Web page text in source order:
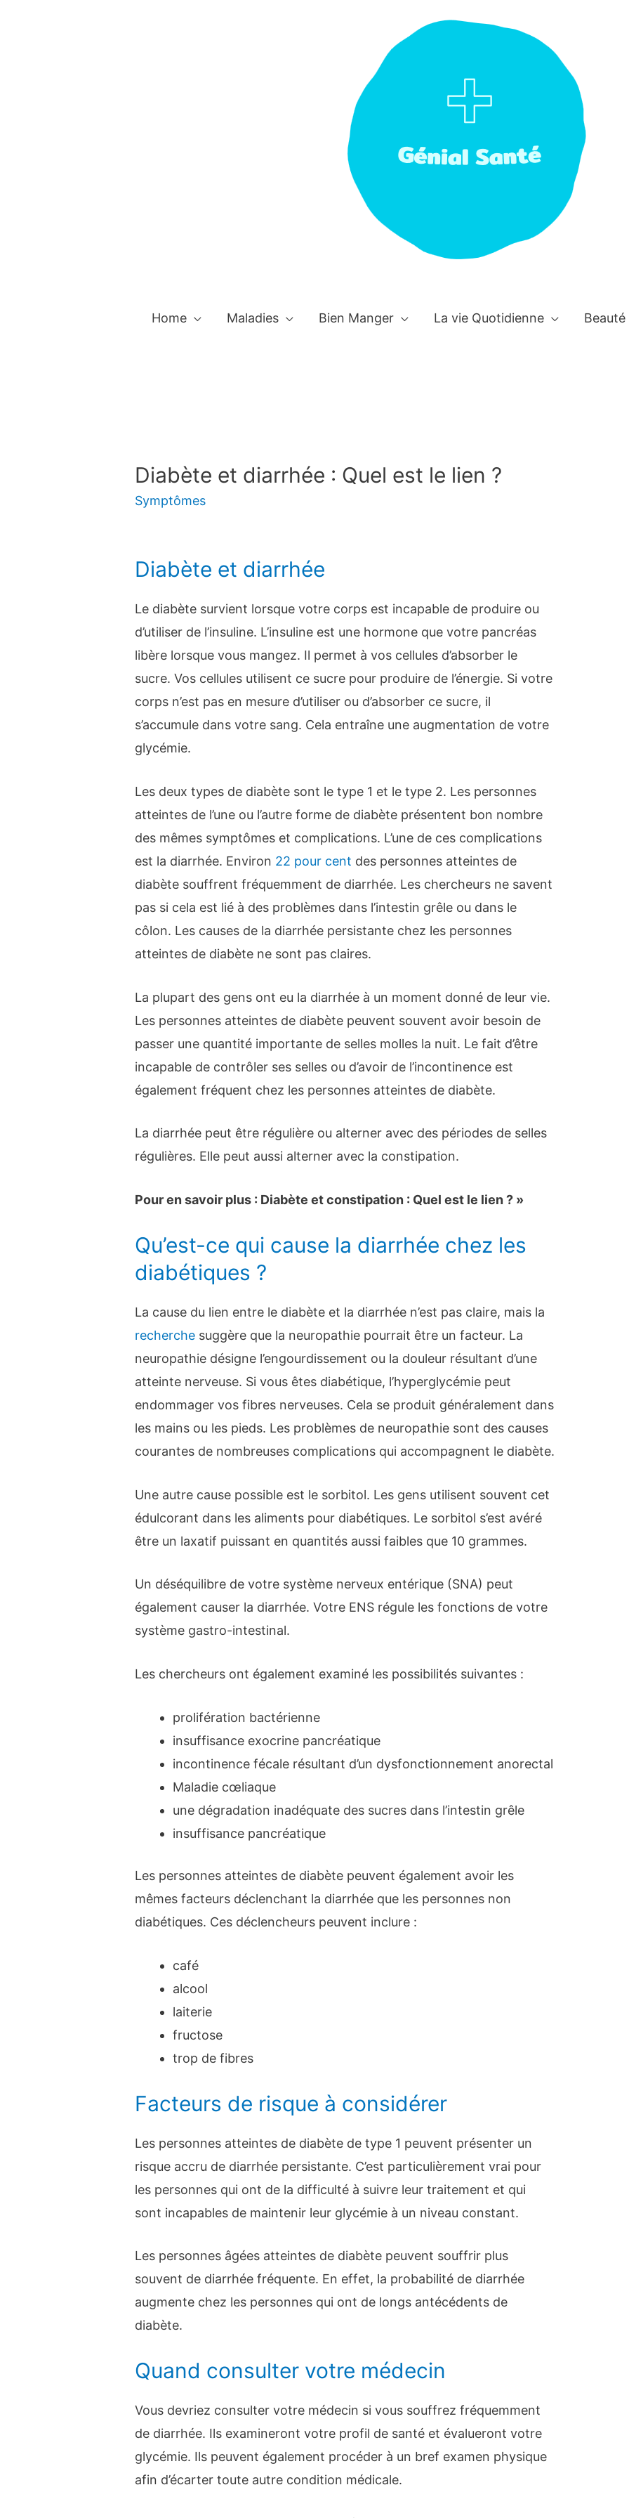
Home Maladies Bien Manger La vie Quotidienne Beauté
Diabète et diarrhée : Quel est le lien ?
Symptômes
Diabète et diarrhée
Le diabète survient lorsque votre corps est incapable de produire ou
d’utiliser de l’insuline. L’insuline est une hormone que votre pancréas
libère lorsque vous mangez. Il permet à vos cellules d’absorber le
sucre. Vos cellules utilisent ce sucre pour produire de l’énergie. Si votre
corps n’est pas en mesure d’utiliser ou d’absorber ce sucre, il
s’accumule dans votre sang. Cela entraîne une augmentation de votre
glycémie.
Les deux types de diabète sont le type 1 et le type 2. Les personnes
atteintes de l’une ou l’autre forme de diabète présentent bon nombre
des mêmes symptômes et complications. L’une de ces complications
est la diarrhée. Environ 22 pour cent des personnes atteintes de
diabète souffrent fréquemment de diarrhée. Les chercheurs ne savent
pas si cela est lié à des problèmes dans l’intestin grêle ou dans le
côlon. Les causes de la diarrhée persistante chez les personnes
atteintes de diabète ne sont pas claires.
La plupart des gens ont eu la diarrhée à un moment donné de leur vie.
Les personnes atteintes de diabète peuvent souvent avoir besoin de
passer une quantité importante de selles molles la nuit. Le fait d’être
incapable de contrôler ses selles ou d’avoir de l’incontinence est
également fréquent chez les personnes atteintes de diabète.
La diarrhée peut être régulière ou alterner avec des périodes de selles
régulières. Elle peut aussi alterner avec la constipation.
Pour en savoir plus : Diabète et constipation : Quel est le lien ? »
Qu’est-ce qui cause la diarrhée chez les
diabétiques ?
La cause du lien entre le diabète et la diarrhée n’est pas claire, mais la
recherche suggère que la neuropathie pourrait être un facteur. La
neuropathie désigne l’engourdissement ou la douleur résultant d’une
atteinte nerveuse. Si vous êtes diabétique, l’hyperglycémie peut
endommager vos fibres nerveuses. Cela se produit généralement dans
les mains ou les pieds. Les problèmes de neuropathie sont des causes
courantes de nombreuses complications qui accompagnent le diabète.
Une autre cause possible est le sorbitol. Les gens utilisent souvent cet
édulcorant dans les aliments pour diabétiques. Le sorbitol s’est avéré
être un laxatif puissant en quantités aussi faibles que 10 grammes.
Un déséquilibre de votre système nerveux entérique (SNA) peut
également causer la diarrhée. Votre ENS régule les fonctions de votre
système gastro-intestinal.
Les chercheurs ont également examiné les possibilités suivantes :
prolifération bactérienne
insuffisance exocrine pancréatique
incontinence fécale résultant d’un dysfonctionnement anorectal
Maladie cœliaque
une dégradation inadéquate des sucres dans l’intestin grêle
insuffisance pancréatique
Les personnes atteintes de diabète peuvent également avoir les
mêmes facteurs déclenchant la diarrhée que les personnes non
diabétiques. Ces déclencheurs peuvent inclure :
café
alcool
laiterie
fructose
trop de fibres
Facteurs de risque à considérer
Les personnes atteintes de diabète de type 1 peuvent présenter un
risque accru de diarrhée persistante. C’est particulièrement vrai pour
les personnes qui ont de la difficulté à suivre leur traitement et qui
sont incapables de maintenir leur glycémie à un niveau constant.
Les personnes âgées atteintes de diabète peuvent souffrir plus
souvent de diarrhée fréquente. En effet, la probabilité de diarrhée
augmente chez les personnes qui ont de longs antécédents de
diabète.
Quand consulter votre médecin
Vous devriez consulter votre médecin si vous souffrez fréquemment
de diarrhée. Ils examineront votre profil de santé et évalueront votre
glycémie. Ils peuvent également procéder à un bref examen physique
afin d’écarter toute autre condition médicale.